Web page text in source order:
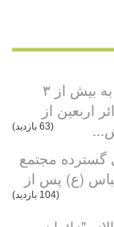
ارائه خدمات درمانی به بیش از ۳
زائر اربعین از
(63 بازدید)
گسترده مجتمع
(ع) پس از
(104 بازدید)